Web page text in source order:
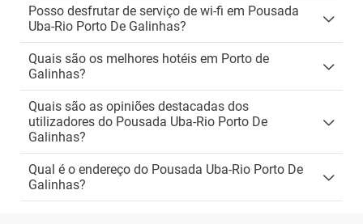
Posso desfrutar de serviço de wi-fi em Pousada
Uba-Rio Porto De Galinhas?
Quais são os melhores hotéis em Porto de
Galinhas?
Quais são as opiniões destacadas dos
utilizadores do Pousada Uba-Rio Porto De
Galinhas?
Qual é o endereço do Pousada Uba-Rio Porto De
Galinhas?